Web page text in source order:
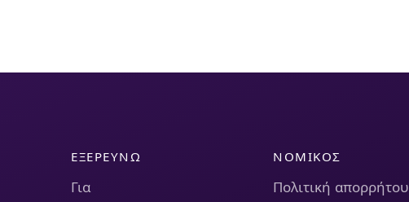
ΕΞΕΡΕΥΝΏ
Για
ΝΟΜΙΚΌΣ
Πολιτική απορρήτου